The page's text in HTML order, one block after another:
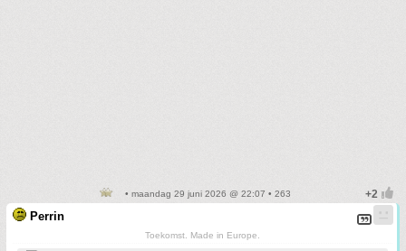
• maandag 29 juni 2026 @ 22:07 • 263
Perrin
Toekomst. Made in Europe.